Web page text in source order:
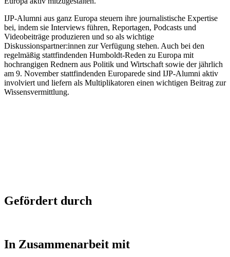
IJP-Alumni aus ganz Europa steuern ihre journalistische Expertise
bei, indem sie Interviews führen, Reportagen, Podcasts und
Videobeiträge produzieren und so als wichtige
Diskussionspartner:innen zur Verfügung stehen. Auch bei den
regelmäßig stattfindenden Humboldt-Reden zu Europa mit
hochrangigen Rednern aus Politik und Wirtschaft sowie der jährlich
am 9. November stattfindenden Europarede sind IJP-Alumni aktiv
involviert und liefern als Multiplikatoren einen wichtigen Beitrag zur
Wissensvermittlung.
Gefördert durch
In Zusammenarbeit mit